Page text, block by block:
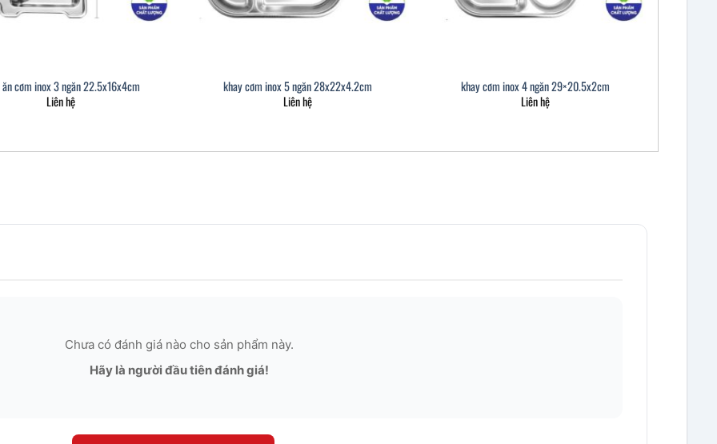
cơm inox 3 ngăn 22.5x16x4cm
Liên hệ
khay cơm inox 5 ngăn 28x22x4.2cm
Liên hệ
khay cơm inox 4 ngăn 29×20.5x2cm
Liên hệ
Chưa có đánh giá nào cho sản phẩm này.
Hãy là người đầu tiên đánh giá!